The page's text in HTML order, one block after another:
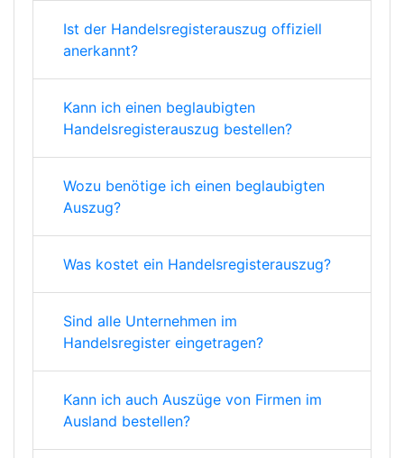
Ist der Handelsregisterauszug offiziell
anerkannt?
Kann ich einen beglaubigten
Handelsregisterauszug bestellen?
Wozu benötige ich einen beglaubigten
Auszug?
Was kostet ein Handelsregisterauszug?
Sind alle Unternehmen im
Handelsregister eingetragen?
Kann ich auch Auszüge von Firmen im
Ausland bestellen?